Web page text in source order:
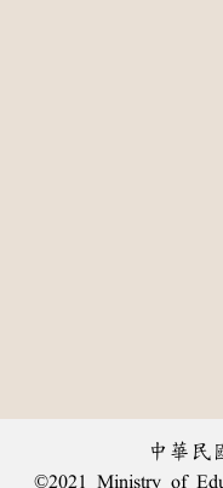
中華民
©2021 Ministry of